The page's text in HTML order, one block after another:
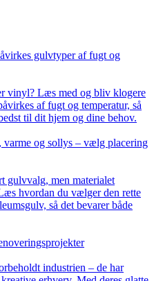
gulvtyper af fugt og
vinyl? Læs med og bliv klogere
af fugt og temperatur, så
til dit hjem og dine behov.
og sollys – vælg placering
gulvvalg, men materialet
hvordan du vælger den rette
så det bevarer både
industrien – de har